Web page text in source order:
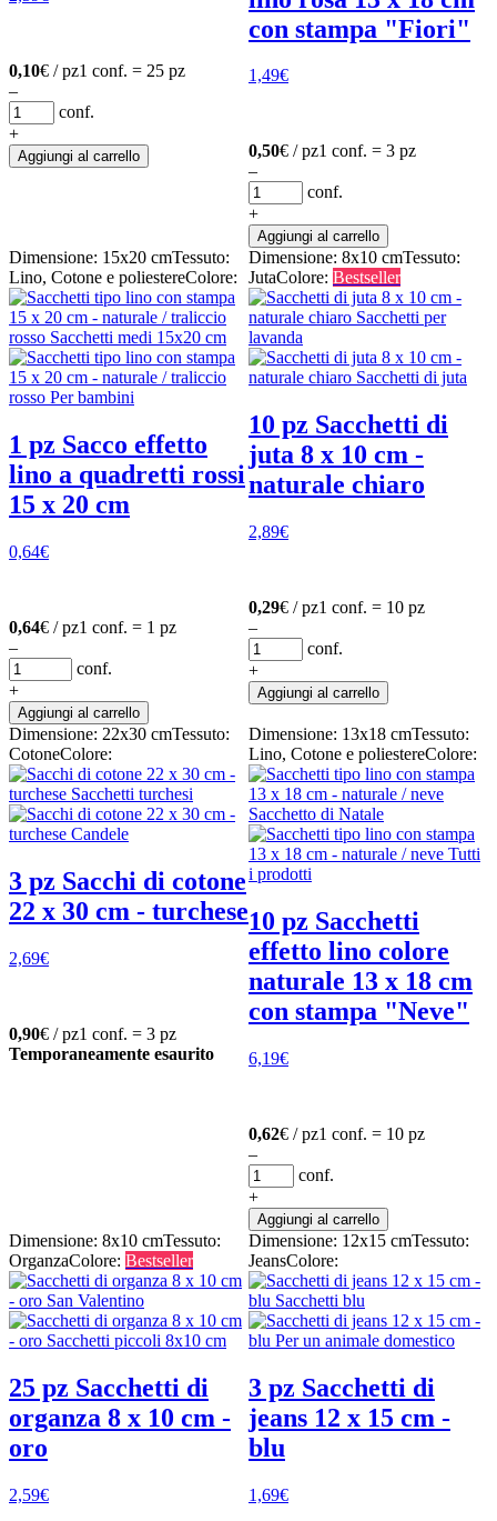
0,10€ / pz1 conf. = 25 pz
–
conf.
+
Aggiungi al carrello
con stampa "Fiori"
1,49€
0,50€ / pz1 conf. = 3 pz
–
conf.
+
Aggiungi al carrello
Dimensione: 15x20 cmTessuto:
Lino, Cotone e poliestereColore:
1 pz Sacco effetto
lino a quadretti rossi
15 x 20 cm
0,64€
0,64€ / pz1 conf. = 1 pz
–
conf.
+
Aggiungi al carrello
Dimensione: 8x10 cmTessuto:
JutaColore: Bestseller
10 pz Sacchetti di
juta 8 x 10 cm -
naturale chiaro
2,89€
0,29€ / pz1 conf. = 10 pz
–
conf.
+
Aggiungi al carrello
Dimensione: 22x30 cmTessuto:
CotoneColore:
3 pz Sacchi di cotone
22 x 30 cm - turchese
2,69€
0,90€ / pz1 conf. = 3 pz
Temporaneamente esaurito
Dimensione: 13x18 cmTessuto:
Lino, Cotone e poliestereColore:
10 pz Sacchetti
effetto lino colore
naturale 13 x 18 cm
con stampa "Neve"
6,19€
0,62€ / pz1 conf. = 10 pz
–
conf.
+
Aggiungi al carrello
Dimensione: 8x10 cmTessuto:
OrganzaColore: Bestseller
25 pz Sacchetti di
organza 8 x 10 cm -
oro
2,59€
Dimensione: 12x15 cmTessuto:
JeansColore:
3 pz Sacchetti di
jeans 12 x 15 cm -
blu
1,69€